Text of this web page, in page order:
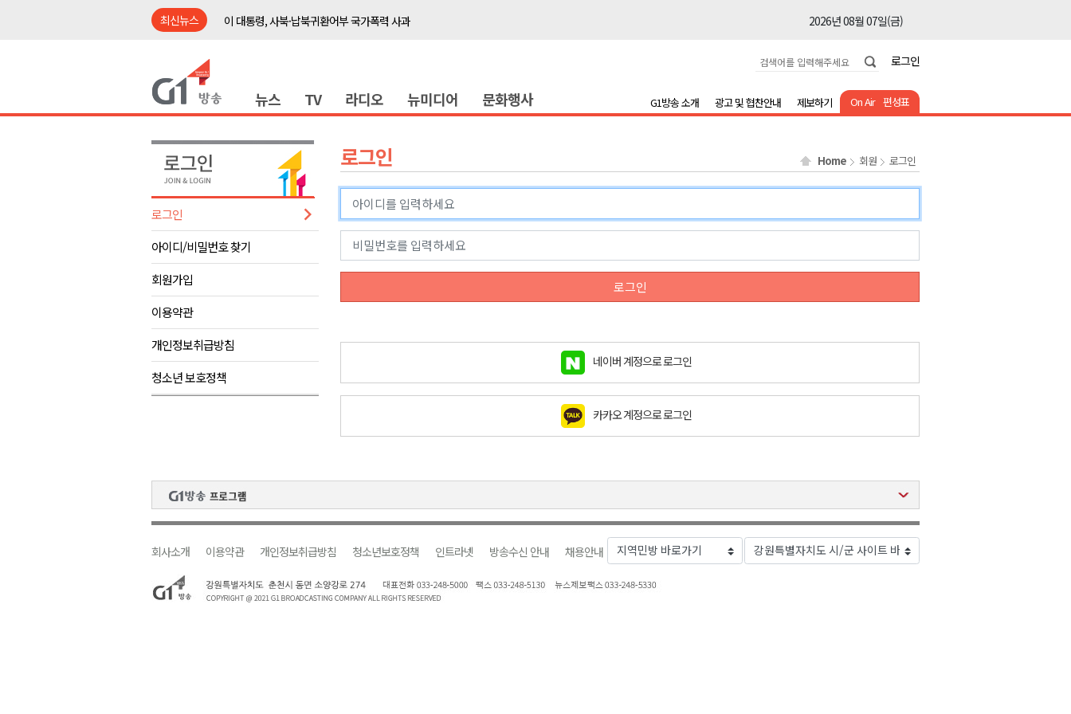
최신뉴스
이 대통령, 사북·납북귀환어부 국가폭력 사과
2026년 08월 07일(금)
2026년 08월 07일(금)
이광재 국회 예결위원장, 강릉시 초청 특별 강연
2026년 08월 07일(금)
육동한 시장, 국제스케이트장 춘천 유치 건의
영월군, 국·도비 확보 보고회 개최
2026년 08월 07일(금)
삼척 공공산후조리원 이전 시급
강원자치도교육청 교감급 이상 387명 인사
2026년 08월 07일(금)
도-시군 첫 간담회..우상호 "하나된 공동체"
이 대통령, 사북·납북귀환어부 국가폭력 사과
2026년 08월 07일(금)
여름축제 더위와 전쟁..물놀이 접목
2026년 08월 07일(금)
강원도, 최휘영 문체부장관과 정책간담회
이광재 국회 예결위원장, 강릉시 초청 특별 강연
검찰청 폐지..해결 과제 산적
강원자치도교육청 교감급 이상 387명 인사
2026년 08월 07일(금)
로그인
뉴스 TV 라디오 뉴미디어 문화행사 On Air 편성표
G1방송 소개 광고 및 협찬안내 제보하기
로그인
아이디/비밀번호 찾기
회원가입
이용약관
개인정보취급방침
청소년 보호정책
로그인 Home 회원 로그인
로그인
네이버 계정으로 로그인
카카오 계정으로 로그인
회사소개 이용약관 개인정보취급방침 청소년보호정책 인트라넷 방송수신 안내 채용안내